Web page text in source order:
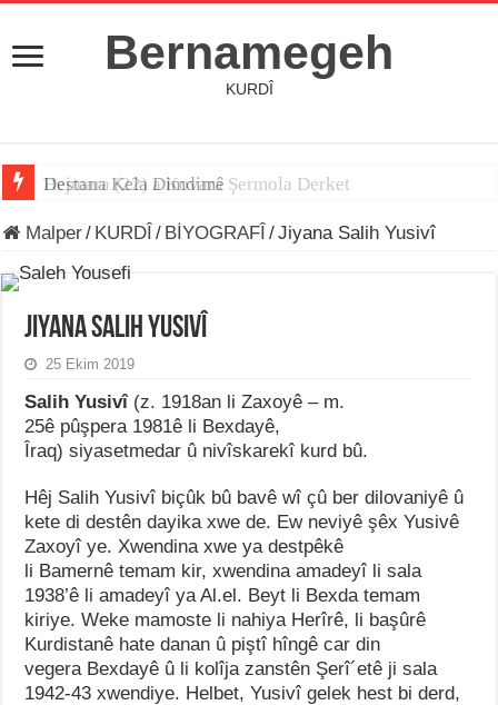
Bernamegeh
KURDÎ
Hejmara (22) a Kovara Şermola Derket
Destana Kela Dimdimê
Malper/ KURDÎ / BİYOGRAFÎ /Jiyana Salih Yusivî
Jiyana Salih Yusivî
25 Ekim 2019
Salih Yusivî(z. 1918an li Zaxoyê – m.
25ê pûşpera 1981ê li Bexdayê,
Îraq) siyasetmedar û nivîskarekî kurd bû.
Hêj Salih Yusivî biçûk bû bavê wî çû ber dilovaniyê û
kete di destên dayika xwe de. Ew neviyê şêx Yusivê
Zaxoyî ye. Xwendina xwe ya destpêkê
li Bamernê temam kir, xwendina amadeyî li sala
1938’ê li amadeyî ya Al.el. Beyt li Bexda temam
kiriye. Weke mamoste li nahiya Herîrê, li başûrê
Kurdistanê hate danan û piştî hîngê car din
vegera Bexdayê û li kolîja zanstên Şerî´etê ji sala
1942-43 xwendiye. Helbet, Yusivî gelek hest bi derd,